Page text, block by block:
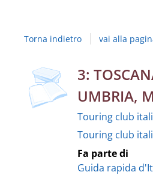
Torna indietro vai alla
Dettaglio
del
documento
3:
UMBRIA,
Touring club
Touring club
Fa parte di
Guida rapida